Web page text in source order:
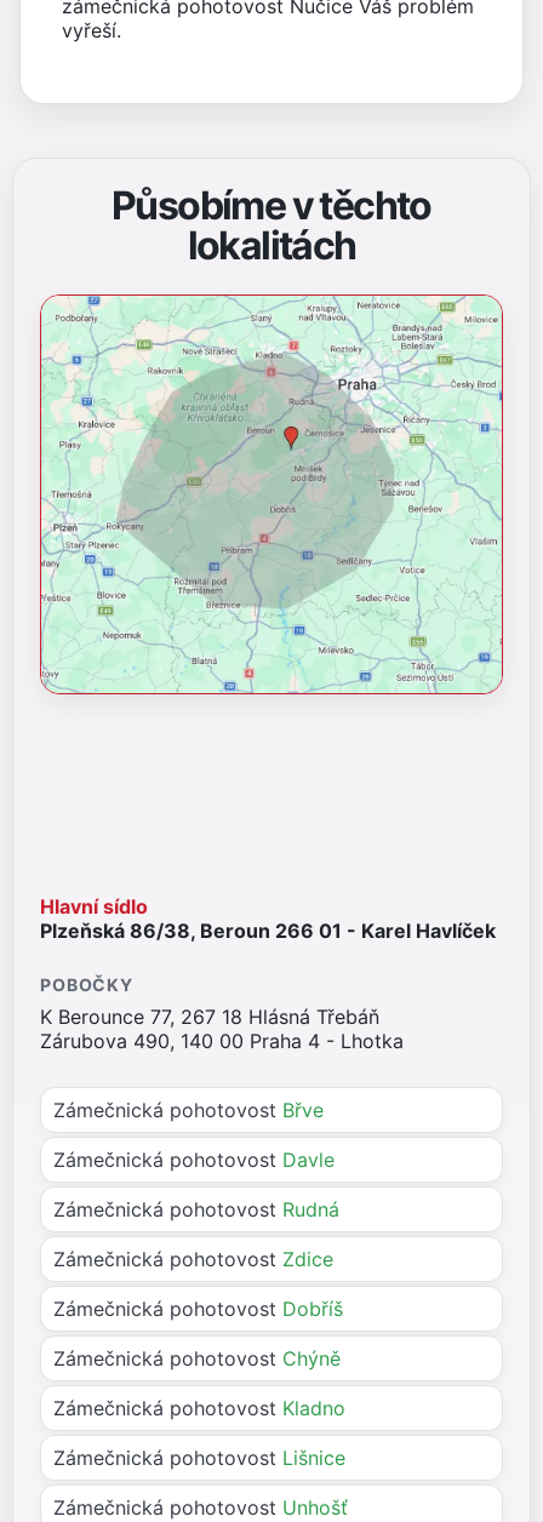
zámečnická pohotovost Nučice Váš problém
vyřeší.
Působíme v těchto
lokalitách
Zámečnická pohotovost Břve
Zámečnická pohotovost Davle
Zámečnická pohotovost Rudná
Zámečnická pohotovost Zdice
Zámečnická pohotovost Dobříš
Zámečnická pohotovost Chýně
Zámečnická pohotovost Kladno
Zámečnická pohotovost Lišnice
Zámečnická pohotovost Unhošť
Hlavní sídlo
Plzeňská 86/38, Beroun 266 01 - Karel Havlíček
POBOČKY
K Berounce 77, 267 18 Hlásná Třebáň
Zárubova 490, 140 00 Praha 4 - Lhotka